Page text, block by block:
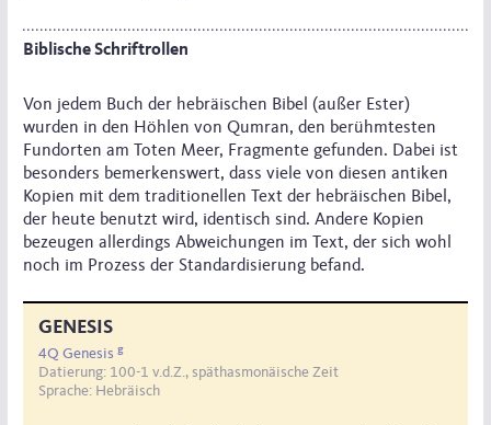
Biblische Schriftrollen
Von jedem Buch der hebräischen Bibel (außer Ester)
wurden in den Höhlen von Qumran, den berühmtesten
Fundorten am Toten Meer, Fragmente gefunden. Dabei ist
besonders bemerkenswert, dass viele von diesen antiken
Kopien mit dem traditionellen Text der hebräischen Bibel,
der heute benutzt wird, identisch sind. Andere Kopien
bezeugen allerdings Abweichungen im Text, der sich wohl
noch im Prozess der Standardisierung befand.
GENESIS
4Q Genesis g
Datierung: 100-1 v.d.Z., späthasmonäische Zeit
Sprache: Hebräisch